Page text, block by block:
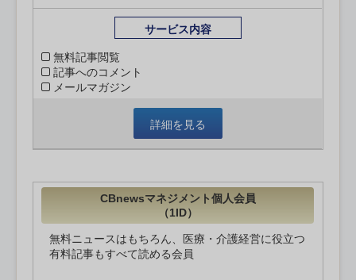
サービス内容
無料記事閲覧
記事へのコメント
メールマガジン
詳細を見る
CBnewsマネジメント個人会員
（1ID）
無料ニュースはもちろん、医療・介護経営に役立つ
有料記事もすべて読める会員